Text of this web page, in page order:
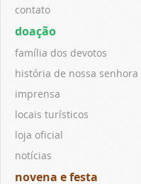
contato
doação
família dos devotos
história de nossa senhora
imprensa
locais turísticos
loja oficial
notícias
novena e festa